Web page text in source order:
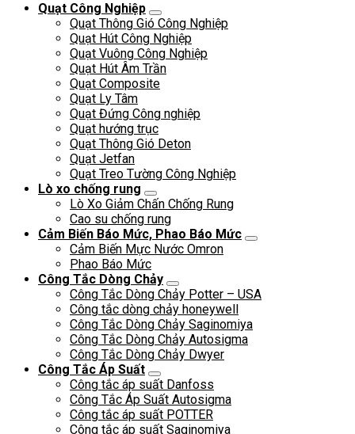
Quạt Công Nghiệp
Quạt Thông Gió Công Nghiệp
Quạt Hút Công Nghiệp
Quạt Vuông Công Nghiệp
Quạt Hút Âm Trần
Quạt Composite
Quạt Ly Tâm
Quạt Đứng Công nghiệp
Quạt hướng trục
Quạt Thông Gió Deton
Quạt Jetfan
Quạt Treo Tường Công Nghiệp
Lò xo chống rung
Lò Xo Giảm Chấn Chống Rung
Cao su chống rung
Cảm Biến Báo Mức, Phao Báo Mức
Cảm Biến Mực Nước Omron
Phao Báo Mức
Công Tắc Dòng Chảy
Công Tắc Dòng Chảy Potter – USA
Công tắc dòng chảy honeywell
Công Tắc Dòng Chảy Saginomiya
Công Tắc Dòng Chảy Autosigma
Công Tắc Dòng Chảy Dwyer
Công Tắc Áp Suất
Công tắc áp suất Danfoss
Công Tắc Áp Suất Autosigma
Công tắc áp suất POTTER
Công tắc áp suất Saginomiya